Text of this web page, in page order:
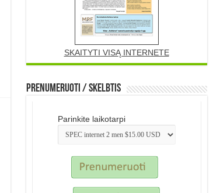
SKAITYTI VISĄ INTERNETE
Prenumeruoti / Skelbtis
Parinkite laikotarpi